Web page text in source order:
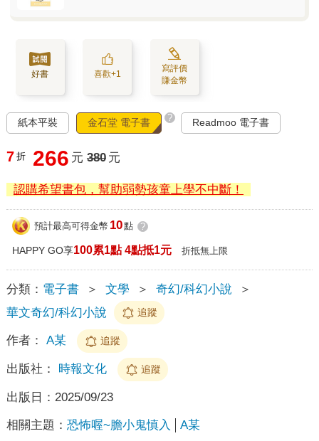
好書 喜歡+1
寫評價
賺金幣
紙本平裝 金石堂 電子書 ? Readmoo 電子書
7 折 266 元 380 元
認購希望書包，幫助弱勢孩童上學不中斷！
預計最高可得金幣 10點 ?
HAPPY GO享100累1點 4點抵1元 折抵無上限
分類： 電子書 ＞ 文學 ＞ 奇幻/科幻小說
＞
華文奇幻/科幻小說
追蹤
作者： A某 追蹤
出版社： 時報文化 追蹤
出版日： 2025/09/23
相關主題： 恐怖喔~膽小鬼慎入 A某